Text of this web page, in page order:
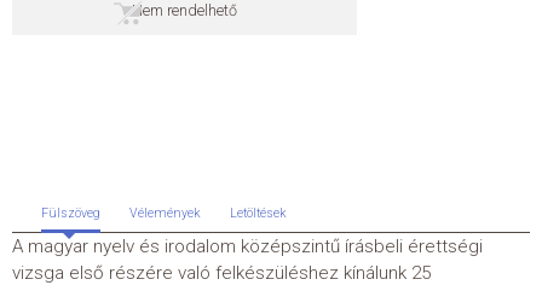
Nem rendelhető
Fülszöveg Vélemények Letöltések
A magyar nyelv és irodalom középszintű írásbeli érettségi
vizsga első részére való felkészüléshez kínálunk 25